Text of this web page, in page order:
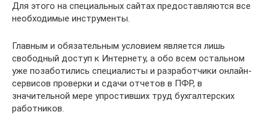
Для этого на специальных сайтах предоставляются все
необходимые инструменты.
Главным и обязательным условием является лишь
свободный доступ к Интернету, а обо всем остальном
уже позаботились специалисты и разработчики онлайн-
сервисов проверки и сдачи отчетов в ПФР, в
значительной мере упростивших труд бухгалтерских
работников.